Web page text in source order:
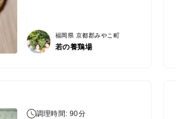
福岡県 京都郡みやこ町
若の養鶏場
調理時間: 90分